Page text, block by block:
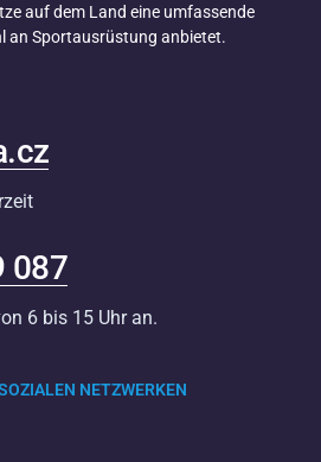
auf dem Land eine umfassende
an Sportausrüstung anbietet.
NETZWERKEN
087
6 bis 15 Uhr an.